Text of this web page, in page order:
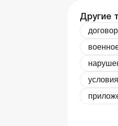
Другие
договор